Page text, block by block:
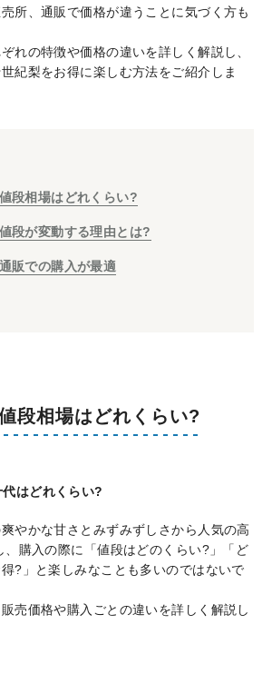
所、通販で価格が違うことに気づく方も
れの特徴や価格の違いを詳しく解説し、
紀梨をお得に楽しむ方法をご紹介しま
段相場はどれくらい?
段が変動する理由とは?
販での購入が最適
段相場はどれくらい?
やかな甘さとみずみずしさから人気の高
、購入の際に「値段はどのくらい?」「ど
?」と楽しみなことも多いのではないで
売価格や購入ごとの違いを詳しく解説し